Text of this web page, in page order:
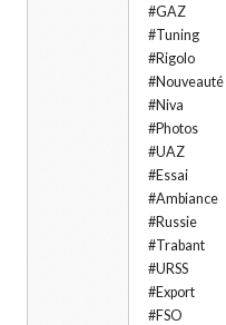
#GAZ
#Tuning
#Rigolo
#Nouveauté
#Niva
#Photos
#UAZ
#Essai
#Ambiance
#Russie
#Trabant
#URSS
#Export
#FSO